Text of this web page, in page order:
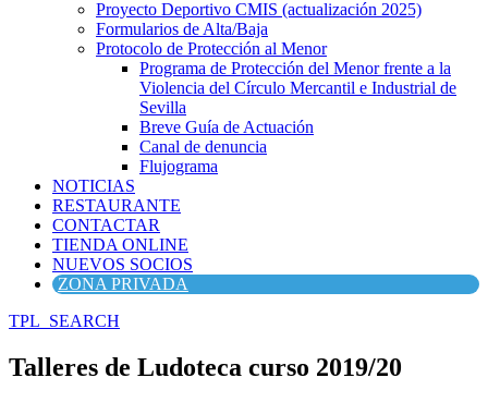
Proyecto Deportivo CMIS (actualización 2025)
Formularios de Alta/Baja
Protocolo de Protección al Menor
Programa de Protección del Menor frente a la
Violencia del Círculo Mercantil e Industrial de
Sevilla
Breve Guía de Actuación
Canal de denuncia
Flujograma
NOTICIAS
RESTAURANTE
CONTACTAR
TIENDA ONLINE
NUEVOS SOCIOS
ZONA PRIVADA
TPL_SEARCH
Talleres de Ludoteca curso 2019/20